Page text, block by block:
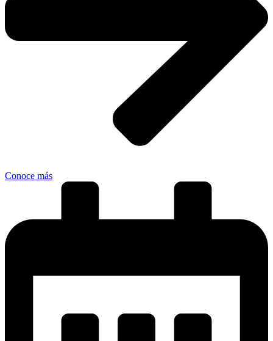
Conoce más